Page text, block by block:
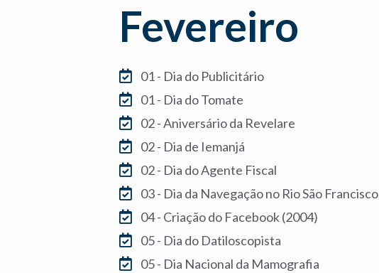
Fevereiro
01 - Dia do Publicitário
01 - Dia do Tomate
02 - Aniversário da Revelare
02 - Dia de Iemanjá
02 - Dia do Agente Fiscal
03 - Dia da Navegação no Rio São Francisco
04 - Criação do Facebook (2004)
05 - Dia do Datiloscopista
05 - Dia Nacional da Mamografia